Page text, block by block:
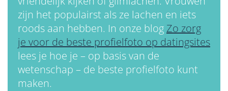
zijn het populairst als ze lachen en iets
roods aan hebben. In onze blogZo zorg
je voor de beste profielfoto op datingsites
lees je hoe je – op basis van de
wetenschap – de beste profielfoto kunt
maken.